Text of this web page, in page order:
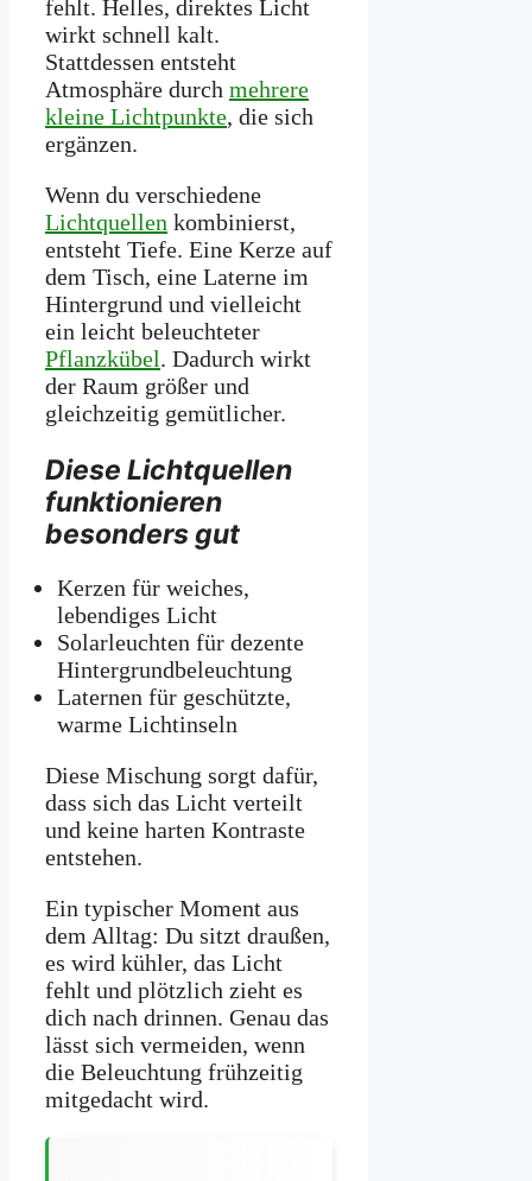
fehlt. Helles, direktes Licht
wirkt schnell kalt.
Stattdessen entsteht
Atmosphäre durch mehrere
kleine Lichtpunkte, die sich
ergänzen.
Wenn du verschiedene
Lichtquellen kombinierst,
entsteht Tiefe. Eine Kerze auf
dem Tisch, eine Laterne im
Hintergrund und vielleicht
ein leicht beleuchteter
Pflanzkübel. Dadurch wirkt
der Raum größer und
gleichzeitig gemütlicher.
Diese Lichtquellen
funktionieren
besonders gut
Kerzen für weiches,
lebendiges Licht
Solarleuchten für dezente
Hintergrundbeleuchtung
Laternen für geschützte,
warme Lichtinseln
Diese Mischung sorgt dafür,
dass sich das Licht verteilt
und keine harten Kontraste
entstehen.
Ein typischer Moment aus
dem Alltag: Du sitzt draußen,
es wird kühler, das Licht
fehlt und plötzlich zieht es
dich nach drinnen. Genau das
lässt sich vermeiden, wenn
die Beleuchtung frühzeitig
mitgedacht wird.